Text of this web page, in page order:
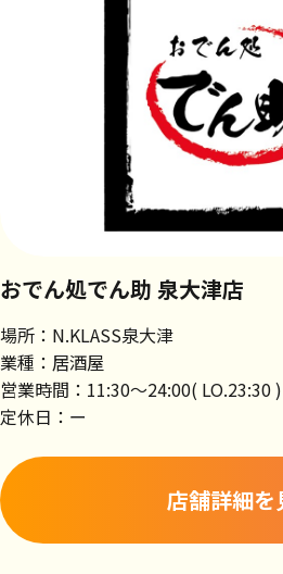
おでん処でん助 泉大津店
場所：N.KLASS泉大津
業種：居酒屋
営業時間：11:30～24:00( LO.23:30 )
定休日：ー
店舗詳細を